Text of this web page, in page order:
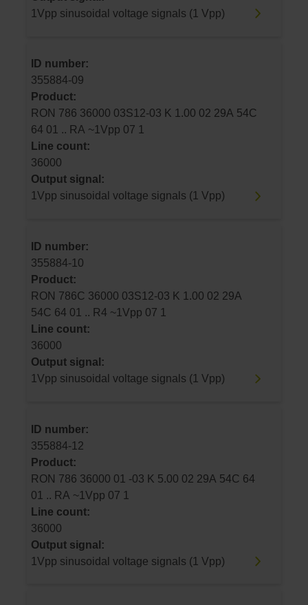
1Vpp sinusoidal voltage signals (1 Vpp)
ID number:
355884-09
Product:
RON 786 36000 03S12-03 K 1.00 02 29A 54C
64 01 .. RA ~1Vpp 07 1
Line count:
36000
Output signal:
1Vpp sinusoidal voltage signals (1 Vpp)
ID number:
355884-10
Product:
RON 786C 36000 03S12-03 K 1.00 02 29A
54C 64 01 .. R4 ~1Vpp 07 1
Line count:
36000
Output signal:
1Vpp sinusoidal voltage signals (1 Vpp)
ID number:
355884-12
Product:
RON 786 36000 01 -03 K 5.00 02 29A 54C 64
01 .. RA ~1Vpp 07 1
Line count:
36000
Output signal:
1Vpp sinusoidal voltage signals (1 Vpp)